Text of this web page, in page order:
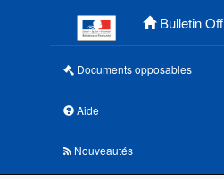
Bulletin
Documents opposables
Aide
Nouveautés